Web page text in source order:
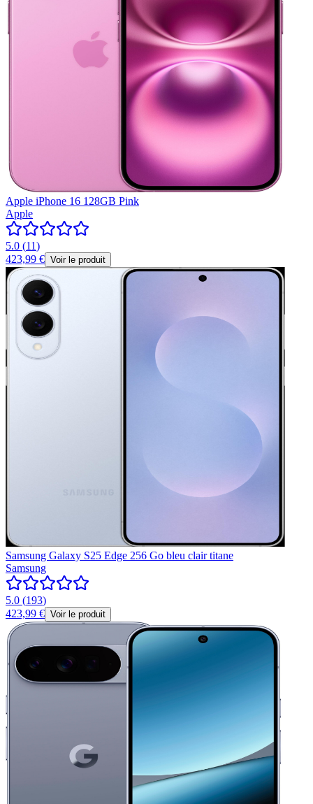
Apple iPhone 16 128GB Pink
Apple
5.0 (11)
423,99 € Voir le produit
Samsung Galaxy S25 Edge 256 Go bleu clair titane
Samsung
5.0 (193)
423,99 € Voir le produit